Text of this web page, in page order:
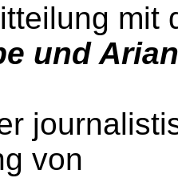
mit
und
von